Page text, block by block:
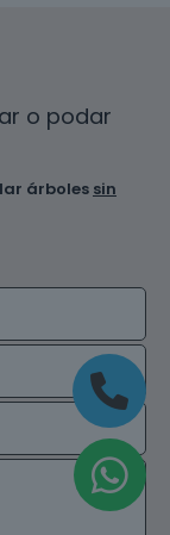
o podar
árboles sin